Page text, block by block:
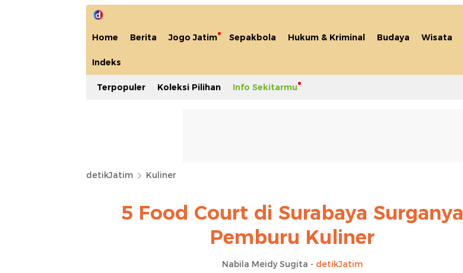
Home Berita Jogo Jatim Sepakbola Hukum & Kriminal Budaya Wisata
Indeks
Terpopuler Koleksi Pilihan Info Sekitarmu
detikJatim Kuliner
5 Food Court di Surabaya Surganya
Pemburu Kuliner
Nabila Meidy Sugita - detikJatim